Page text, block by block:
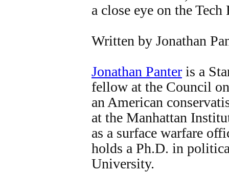
a close eye on the Tech
Written by Jonathan
Jonathan Panter is a
fellow at the Council
an American
at the Manhattan
as a surface warfare
holds a Ph.D. in
University.